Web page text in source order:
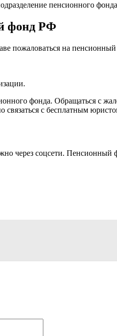
пенсионного
фонд РФ
пожаловаться на
фонда. Обращаться с
с бесплатным
через соцсети. Пенсионный